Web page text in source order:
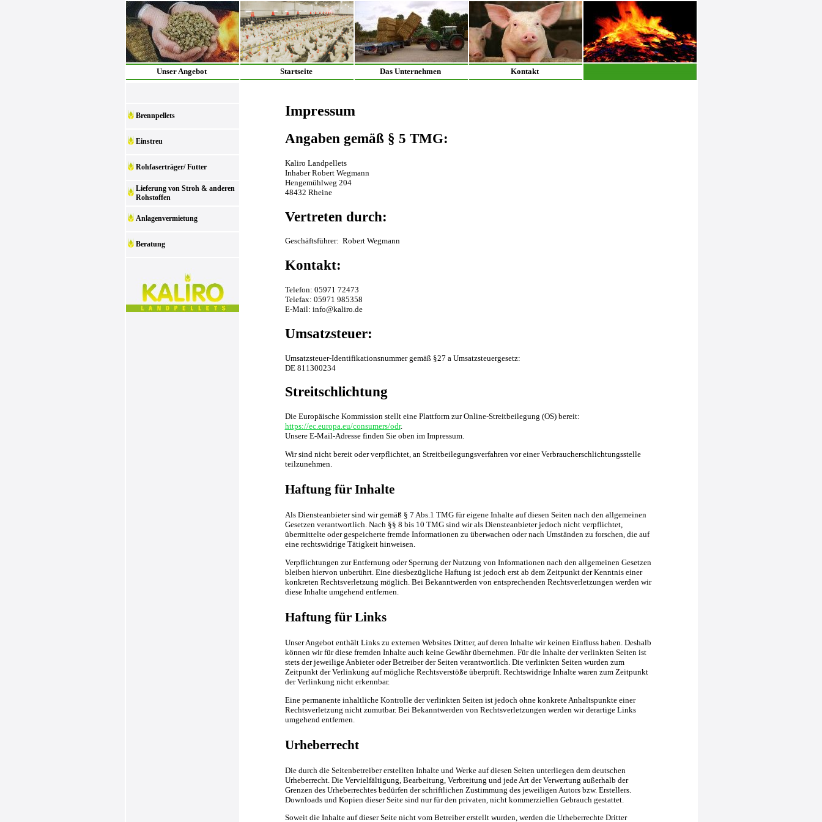
Unser Angebot Startseite Das Unternehmen Kontakt
Brennpellets
Einstreu
Rohfaserträger/ Futter
Lieferung von Stroh & anderen
Rohstoffen
Anlagenvermietung
Beratung
Impressum
Angaben gemäß § 5 TMG:
Kaliro Landpellets
Inhaber Robert Wegmann
Hengemühlweg 204
48432 Rheine
Vertreten durch:
Geschäftsführer: Robert Wegmann
Kontakt:
Telefon: 05971 72473
Telefax: 05971 985358
E-Mail: info@kaliro.de
Umsatzsteuer:
Umsatzsteuer-Identifikationsnummer gemäß §27 a Umsatzsteuergesetz:
DE 811300234
Streitschlichtung
Die Europäische Kommission stellt eine Plattform zur Online-Streitbeilegung (OS) bereit:
https://ec.europa.eu/consumers/odr.
Unsere E-Mail-Adresse finden Sie oben im Impressum.
Wir sind nicht bereit oder verpflichtet, an Streitbeilegungsverfahren vor einer Verbraucherschlichtungsstelle
teilzunehmen.
Haftung für Inhalte
Als Diensteanbieter sind wir gemäß § 7 Abs.1 TMG für eigene Inhalte auf diesen Seiten nach den allgemeinen
Gesetzen verantwortlich. Nach §§ 8 bis 10 TMG sind wir als Diensteanbieter jedoch nicht verpflichtet,
übermittelte oder gespeicherte fremde Informationen zu überwachen oder nach Umständen zu forschen, die auf
eine rechtswidrige Tätigkeit hinweisen.
Verpflichtungen zur Entfernung oder Sperrung der Nutzung von Informationen nach den allgemeinen Gesetzen
bleiben hiervon unberührt. Eine diesbezügliche Haftung ist jedoch erst ab dem Zeitpunkt der Kenntnis einer
konkreten Rechtsverletzung möglich. Bei Bekanntwerden von entsprechenden Rechtsverletzungen werden wir
diese Inhalte umgehend entfernen.
Haftung für Links
Unser Angebot enthält Links zu externen Websites Dritter, auf deren Inhalte wir keinen Einfluss haben. Deshalb
können wir für diese fremden Inhalte auch keine Gewähr übernehmen. Für die Inhalte der verlinkten Seiten ist
stets der jeweilige Anbieter oder Betreiber der Seiten verantwortlich. Die verlinkten Seiten wurden zum
Zeitpunkt der Verlinkung auf mögliche Rechtsverstöße überprüft. Rechtswidrige Inhalte waren zum Zeitpunkt
der Verlinkung nicht erkennbar.
Eine permanente inhaltliche Kontrolle der verlinkten Seiten ist jedoch ohne konkrete Anhaltspunkte einer
Rechtsverletzung nicht zumutbar. Bei Bekanntwerden von Rechtsverletzungen werden wir derartige Links
umgehend entfernen.
Urheberrecht
Die durch die Seitenbetreiber erstellten Inhalte und Werke auf diesen Seiten unterliegen dem deutschen
Urheberrecht. Die Vervielfältigung, Bearbeitung, Verbreitung und jede Art der Verwertung außerhalb der
Grenzen des Urheberrechtes bedürfen der schriftlichen Zustimmung des jeweiligen Autors bzw. Erstellers.
Downloads und Kopien dieser Seite sind nur für den privaten, nicht kommerziellen Gebrauch gestattet.
Soweit die Inhalte auf dieser Seite nicht vom Betreiber erstellt wurden, werden die Urheberrechte Dritter